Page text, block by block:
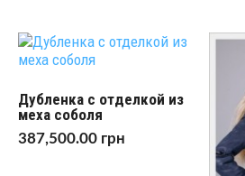
Дубленка с отделкой из
меха соболя
387,500.00 грн